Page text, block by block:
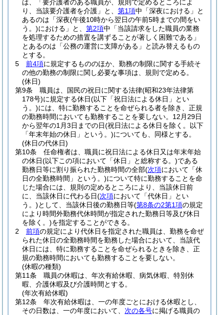
は、「要介護者のある職員が、規則で定めるところによ
り、当該要介護者を介護」と、 第1項中「深夜における」と
あるのは「深夜(午後10時から翌日の午前5時までの間をい
う。)における」と、 第2項中「当該請求をした職員の業務
を処理するための措置を講ずることが著しく困難である」
とあるのは「公務の運営に支障がある」と読み替えるもの
とする。
5
前4項に規定するもののほか、勤務の制限に関する手続そ
の他の勤務の制限に関し必要な事項は、規則で定める。
(休日)
第9条
職員は、国民の祝日に関する法律(昭和23年法律第
178号)に規定する休日(以下「祝日法による休日」とい
う。)には、特に勤務することを命ぜられる者を除き、正規
の勤務時間においても勤務することを要しない。 12月29日
から翌年の1月3日までの日(祝日法による休日を除く。以下
「年末年始の休日」という。)についても、同様とする。
(休日の代休日)
第10条
任命権者は、職員に祝日法による休日又は年末年始
の休日(以下この項において「休日」と総称する。)である
勤務日等に割り振られた勤務時間の全部(次項において「休
日の全勤務時間」という。)について特に勤務することを命
じた場合には、規則の定めるところにより、当該休日前
に、当該休日に代わる日(次項において「代休日」とい
う。)として、当該休日後の勤務日等(第8条の2第1項の規定
により時間外勤務代休時間が指定された勤務日等及び休日
を除く。)を指定することができる。
2
前項の規定により代休日を指定された職員は、勤務を命ぜ
られた休日の全勤務時間を勤務した場合において、当該代
休日には、特に勤務することを命ぜられるときを除き、正
規の勤務時間においても勤務することを要しない。
(休暇の種類)
第11条
職員の休暇は、年次有給休暇、病気休暇、特別休
暇、介護休暇及び介護時間とする。
(年次有給休暇)
第12条
年次有給休暇は、一の年度ごとにおける休暇とし、
その日数は、一の年度において、 次の各号に掲げる職員の